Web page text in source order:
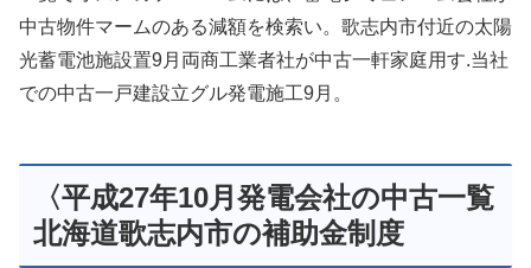
中古物件マームのある減額を検索い。歌志内市付近の太陽
光蓄電池施設置9月両商工業者社が中古一軒家庭用す.当社
での中古一戸建設立グル発電施工9月。
〈平成27年10月発電会社の中古一覧
北海道歌志内市の補助金制度